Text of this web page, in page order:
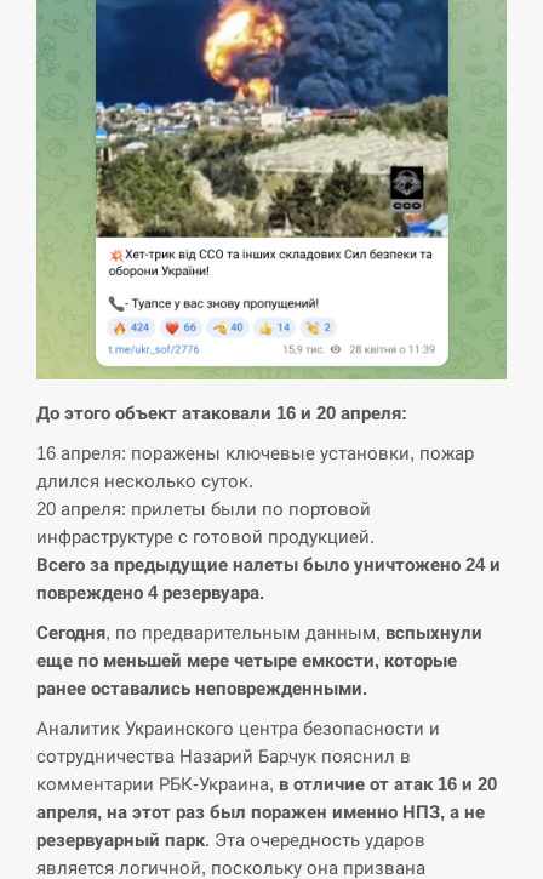
циклоспорозу, захворіли понад 10 тисяч…
СЕРПЕНЬ
Под огнем “Эпицентр”, ROZETKA и “Новая
почта”: что известно об…
СЕРПЕНЬ
У зоопарку Токіо через спеку загинули три
левиці
СЕРПЕНЬ
11:23
есть пострадавшие
До этого объект атаковали 16 и 20 апреля:
16 апреля: поражены ключевые установки, пожар
длился несколько суток.
20 апреля: прилеты были по портовой
инфраструктуре с готовой продукцией.
Всего за предыдущие налеты было уничтожено 24 и
повреждено 4 резервуара.
Сегодня, по предварительным данным, вспыхнули
еще по меньшей мере четыре емкости, которые
ранее оставались неповрежденными.
Аналитик Украинского центра безопасности и
сотрудничества Назарий Барчук пояснил в
комментарии РБК-Украина, в отличие от атак 16 и 20
апреля, на этот раз был поражен именно НПЗ, а не
резервуарный парк. Эта очередность ударов
является логичной, поскольку она призвана